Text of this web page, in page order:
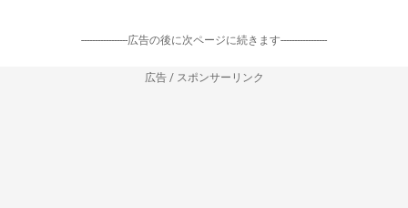
-----------------広告の後に次ページに続きます-----------------
広告 / スポンサーリンク